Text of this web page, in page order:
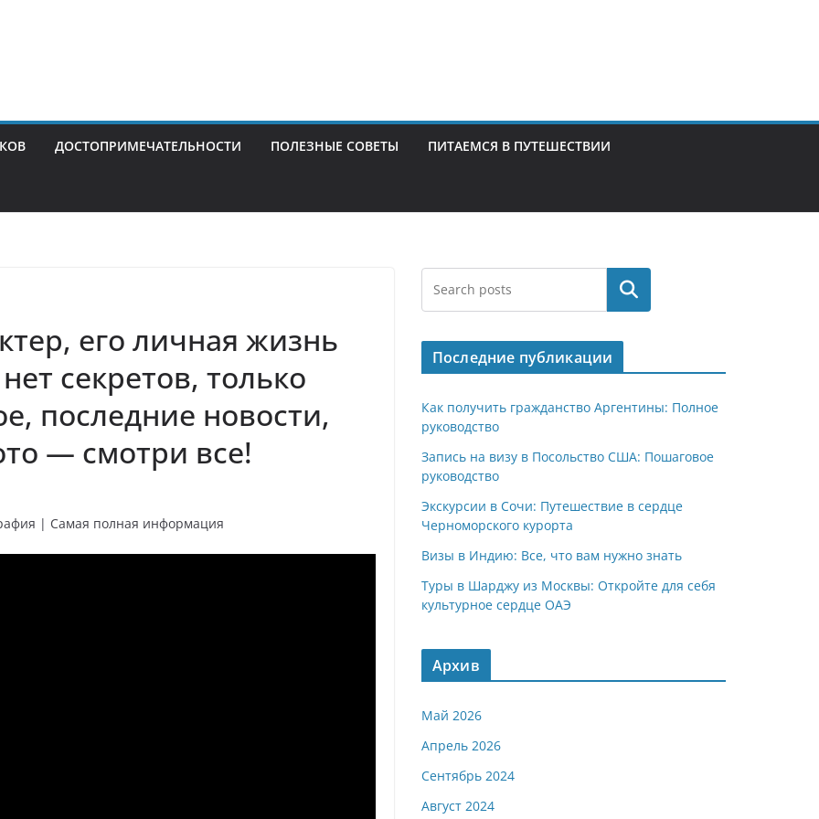
ДОСТОПРИМЕЧАТЕЛЬНОСТИ ПОЛЕЗНЫЕ СОВЕТЫ ПИТАЕМСЯ В ПУТЕШЕСТВИИ
его личная жизнь
секретов, только
последние новости,
— смотри все!
Поиск
Последние публикации
Как получить гражданство Аргентины: Полное
руководство
Запись на визу в Посольство США: Пошаговое
руководство
Экскурсии в Сочи: Путешествие в сердце
Черноморского курорта
Визы в Индию: Все, что вам нужно знать
Туры в Шарджу из Москвы: Откройте для себя
культурное сердце ОАЭ
Архив
Май 2026
Апрель 2026
Сентябрь 2024
Август 2024